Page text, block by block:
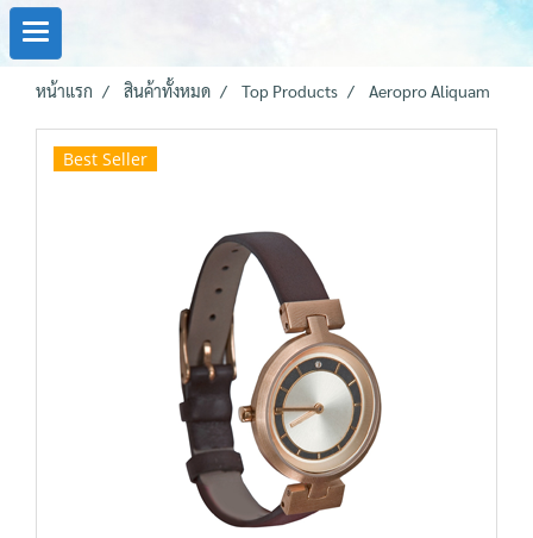
หน้าแรก สินค้าทั้งหมด Top Products Aeropro Aliquam
Best Seller